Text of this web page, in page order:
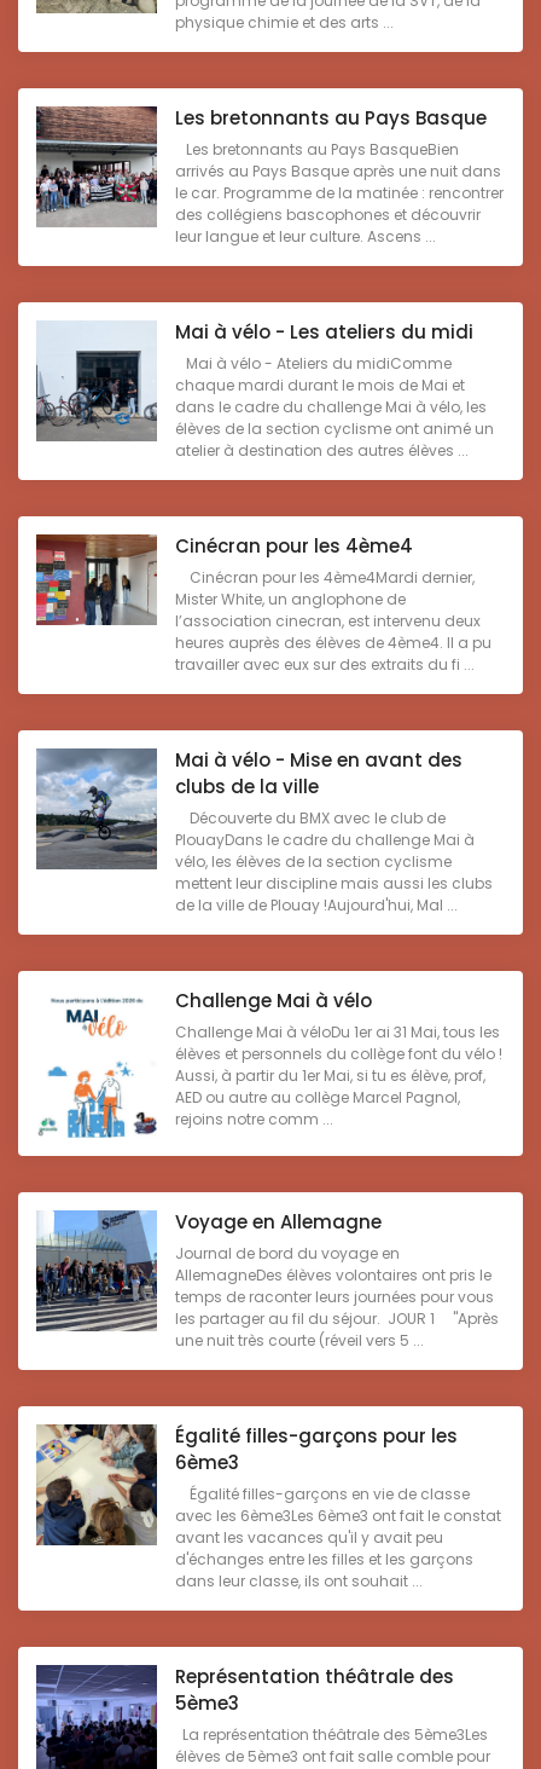
physique chimie et des arts ...
Les bretonnants au Pays Basque
Les bretonnants au Pays BasqueBien
arrivés au Pays Basque après une nuit dans
le car. Programme de la matinée : rencontrer
des collégiens bascophones et découvrir
leur langue et leur culture. Ascens ...
Mai à vélo - Les ateliers du midi
Mai à vélo - Ateliers du midiComme
chaque mardi durant le mois de Mai et
dans le cadre du challenge Mai à vélo, les
élèves de la section cyclisme ont animé un
atelier à destination des autres élèves ...
Cinécran pour les 4ème4
Cinécran pour les 4ème4Mardi dernier,
Mister White, un anglophone de
l’association cinecran, est intervenu deux
heures auprès des élèves de 4ème4. Il a pu
travailler avec eux sur des extraits du fi ...
Mai à vélo - Mise en avant des
clubs de la ville
Découverte du BMX avec le club de
PlouayDans le cadre du challenge Mai à
vélo, les élèves de la section cyclisme
mettent leur discipline mais aussi les clubs
de la ville de Plouay !Aujourd'hui, Mal ...
Challenge Mai à vélo
Challenge Mai à véloDu 1er ai 31 Mai, tous les
élèves et personnels du collège font du vélo !
Aussi, à partir du 1er Mai, si tu es élève, prof,
AED ou autre au collège Marcel Pagnol,
rejoins notre comm ...
Voyage en Allemagne
Journal de bord du voyage en
AllemagneDes élèves volontaires ont pris le
temps de raconter leurs journées pour vous
les partager au fil du séjour. JOUR 1 "Après
une nuit très courte (réveil vers 5 ...
Égalité filles-garçons pour les
6ème3
Égalité filles-garçons en vie de classe
avec les 6ème3Les 6ème3 ont fait le constat
avant les vacances qu'il y avait peu
d'échanges entre les filles et les garçons
dans leur classe, ils ont souhait ...
Représentation théâtrale des
5ème3
La représentation théâtrale des 5ème3Les
élèves de 5ème3 ont fait salle comble pour